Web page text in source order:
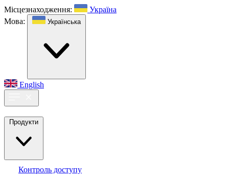
Місцезнаходження:
Україна
Мова:
Українська
English
Продукти
Контроль доступу